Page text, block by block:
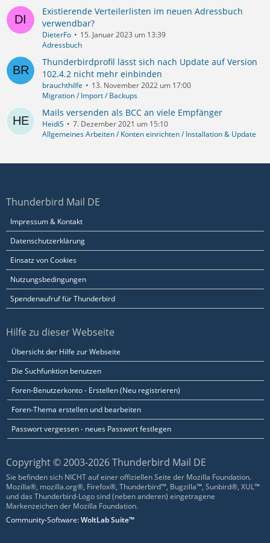
Existierende Verteilerlisten im neuen Adressbuch
verwendbar?
DieterFo
15. Januar 2023 um 13:39
Adressbuch
Thunderbirdprofil lässt sich nach Update auf Version
102.4.2 nicht mehr einbinden
brauchthilfe
13. November 2022 um 17:00
Migration / Import / Backups
Mails versenden als BCC an viele Empfänger
HeidiS
7. Dezember 2021 um 15:10
Allgemeines Arbeiten / Konten einrichten / Installation & Update
Thunderbird Mail DE
Impressum & Kontakt
Datenschutzerklärung
Einsatz von Cookies
Nutzungsbedingungen
Spendenaufruf für Thunderbird
Hilfe zu dieser Webseite
Übersicht der Hilfe zur Webseite
Die Suchfunktion benutzen
Foren-Benutzerkonto - Erstellen (Neu registrieren)
Foren-Thema erstellen und bearbeiten
Passwort vergessen - neues Passwort festlegen
Copyright © 2003-2026 Thunderbird Mail DE
Sie befinden sich NICHT auf einer offiziellen Seite der Mozilla Foundation.
Mozilla®, mozilla.org®, Firefox®, Thunderbird™, Bugzilla™, Sunbird®, XUL™
und das Thunderbird-Logo sind (neben anderen) eingetragene
Markenzeichen der Mozilla Foundation.
Community-Software:WoltLab Suite™